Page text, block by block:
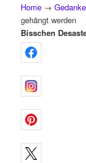
Home →
gehängt werden
Bisschen